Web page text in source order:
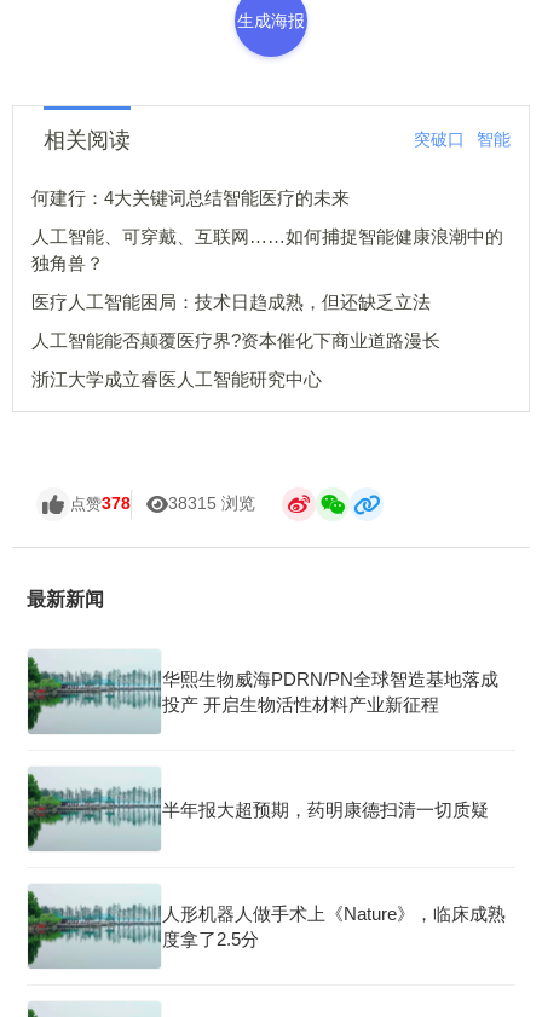
生成海报
相关阅读 突破口 智能
何建行：4大关键词总结智能医疗的未来
人工智能、可穿戴、互联网……如何捕捉智能健康浪潮中的
独角兽？
医疗人工智能困局：技术日趋成熟，但还缺乏立法
人工智能能否颠覆医疗界?资本催化下商业道路漫长
浙江大学成立睿医人工智能研究中心
点赞378 38315 浏览
最新新闻
华熙生物威海PDRN/PN全球智造基地落成
投产 开启生物活性材料产业新征程
半年报大超预期，药明康德扫清一切质疑
人形机器人做手术上《Nature》，临床成熟
度拿了2.5分